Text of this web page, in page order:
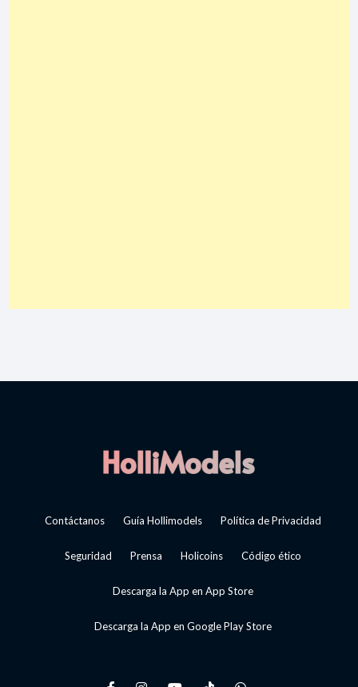
Contáctanos Guía Hollimodels Política de Privacidad
Seguridad Prensa Holicoins Código ético
Descarga la App en App Store
Descarga la App en Google Play Store